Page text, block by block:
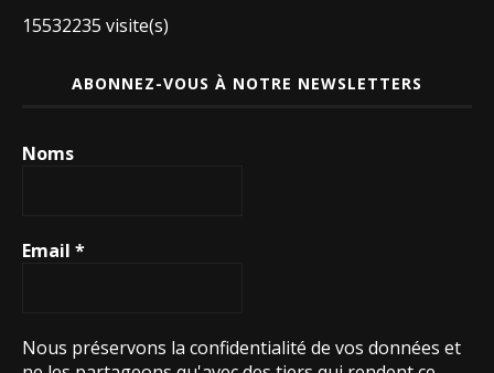
15532235 visite(s)
ABONNEZ-VOUS À NOTRE NEWSLETTERS
Noms
Email *
Nous préservons la confidentialité de vos données et